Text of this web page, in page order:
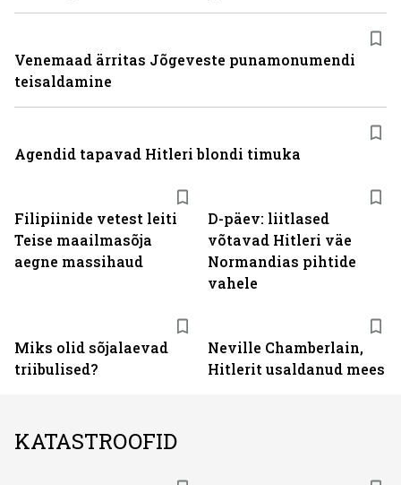
Filipiinide vetest leiti
Teise maailmasõja
aegne massihaud
D-päev: liitlased
võtavad Hitleri väe
Normandias pihtide
vahele
Miks olid sõjalaevad
triibulised?
Neville Chamberlain,
Hitlerit usaldanud mees
Venemaad ärritas Jõgeveste punamonumendi
teisaldamine
Agendid tapavad Hitleri blondi timuka
KATASTROOFID